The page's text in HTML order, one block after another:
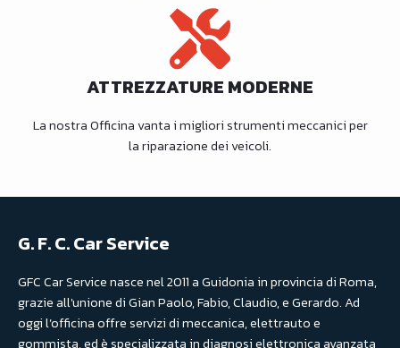
ATTREZZATURE MODERNE
La nostra Officina vanta i migliori strumenti meccanici per
la riparazione dei veicoli.
G. F. C. Car Service
GFC Car Service nasce nel 2011 a Guidonia in provincia di Roma,
grazie all'unione di Gian Paolo, Fabio, Claudio, e Gerardo. Ad
oggi l’officina offre servizi di meccanica, elettrauto e
gommista, ed è specializzata in diagnosi elettronica avanzata